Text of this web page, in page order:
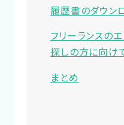
履歴書のダウン
フリーランスの
探しの方に向け
まとめ